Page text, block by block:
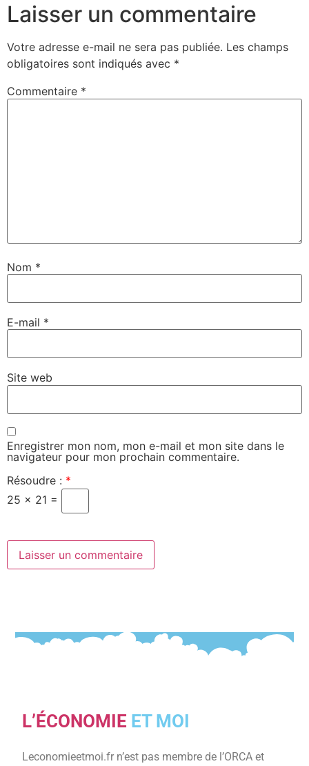
Laisser un commentaire
Votre adresse e-mail ne sera pas publiée. Les champs
obligatoires sont indiqués avec *
Commentaire *
Nom *
E-mail *
Site web
Enregistrer mon nom, mon e-mail et mon site dans le
navigateur pour mon prochain commentaire.
Résoudre : *
25 × 21 =
L’ÉCONOMIE ET MOI
Leconomieetmoi.fr n’est pas membre de l’ORCA et